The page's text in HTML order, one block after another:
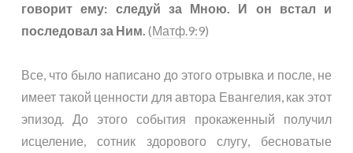
говорит ему: следуй за Мною. И он встал и
последовал за Ним. (Матф.9:9)
Все, что было написано до этого отрывка и после, не
имеет такой ценности для автора Евангелия, как этот
эпизод. До этого события прокаженный получил
исцеление, сотник здорового слугу, бесноватые